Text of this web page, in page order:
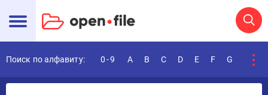
Поиск по алфавиту: 0-9 A B C D E F G